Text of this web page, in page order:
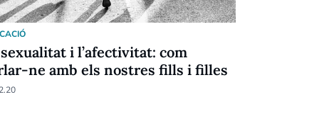
i l’afectivitat: com
ne amb els nostres fills i filles